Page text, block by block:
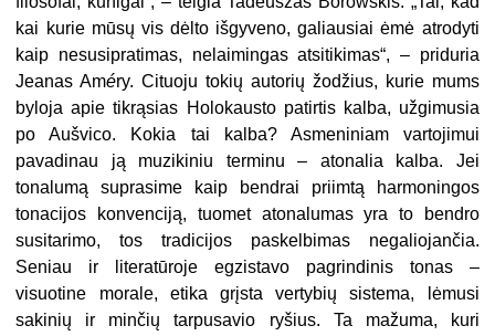
kai kurie mūsų vis dėlto išgyveno, galiausiai ėmė atrodyti
kaip nesusipratimas, nelaimingas atsitikimas“, – priduria
Jeanas Améry. Cituoju to­kių autorių žodžius, kurie mums
byloja apie tikrąsias Holokausto patirtis kalba, užgimusia
po Aušvico. Kokia tai kalba? Asmeniniam vartojimui
pavadinau ją muzikiniu terminu – atonalia kalba. Jei
tonalumą suprasime kaip bendrai pri­imtą harmoningos
tonacijos konvenciją, tuomet atonalumas yra to bendro
susi­tarimo, tos tradicijos paskelbimas negaliojančia.
Seniau ir literatūroje egzistavo pagrindinis tonas –
visuotine morale, etika grįsta vertybių sistema, lėmusi
sakinių ir minčių tarpusavio ryšius. Ta mažuma, kuri